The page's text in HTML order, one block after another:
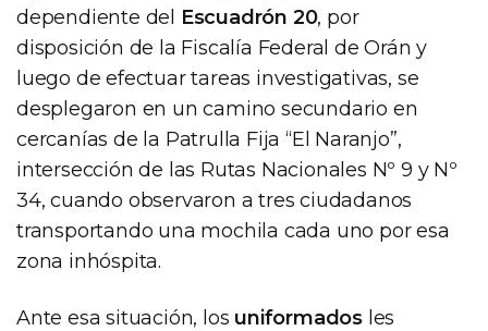
dependiente del Escuadrón 20, por
disposición de la Fiscalía Federal de Orán y
luego de efectuar tareas investigativas, se
desplegaron en un camino secundario en
cercanías de la Patrulla Fija “El Naranjo”,
intersección de las Rutas Nacionales Nº 9 y Nº
34, cuando observaron a tres ciudadanos
transportando una mochila cada uno por esa
zona inhóspita.
Ante esa situación, los uniformados les